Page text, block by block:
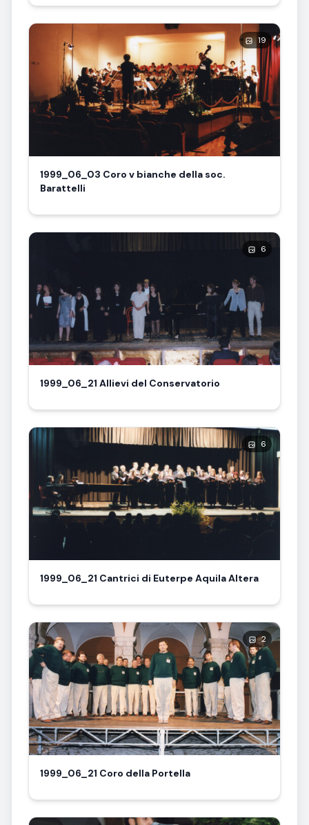
19
1999_06_03 Coro v bianche della soc.
Barattelli
6
1999_06_21 Allievi del Conservatorio
6
1999_06_21 Cantrici di Euterpe Aquila Altera
2
1999_06_21 Coro della Portella